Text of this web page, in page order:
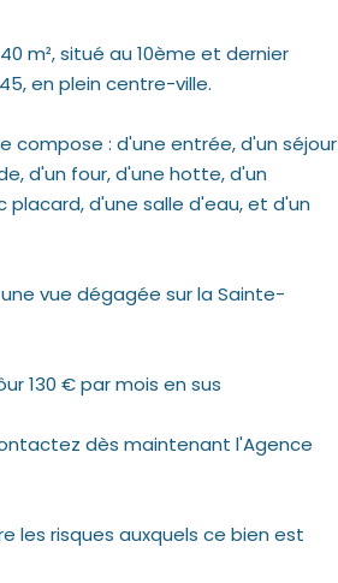
m², situé au 10ème et dernier
en plein centre-ville.
compose : d'une entrée, d'un séjour
d'un four, d'une hotte, d'un
d'une salle d'eau, et d'un
vue dégagée sur la Sainte-
130 € par mois en sus
dès maintenant l'Agence
les risques auxquels ce bien est